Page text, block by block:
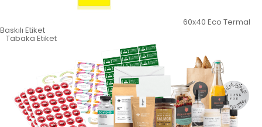
60x40 Eco Termal
Baskılı Etiket
Tabaka Etiket